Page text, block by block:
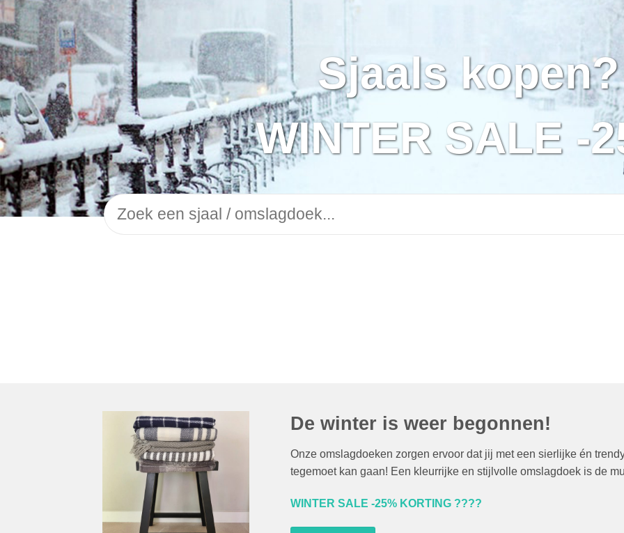
Sjaals kopen?
WINTER SALE -
Zoeken
De winter is weer begonnen!
Onze omslagdoeken zorgen ervoor dat jij met een sierlijke én
tegemoet kan gaan! Een kleurrijke en stijlvolle omslagdoek is de
WINTER SALE -25% KORTING ????